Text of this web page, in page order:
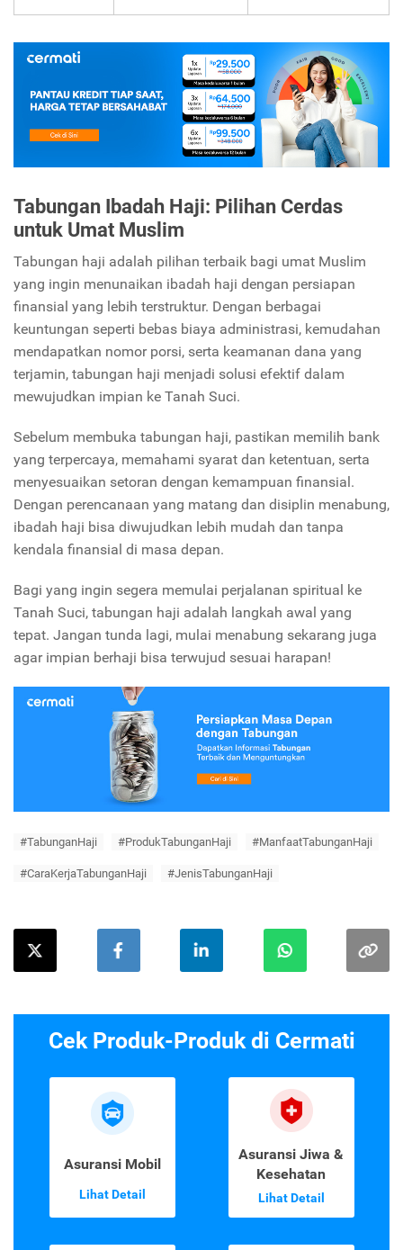
Tabungan Ibadah Haji: Pilihan Cerdas
untuk Umat Muslim
Tabungan haji adalah pilihan terbaik bagi umat Muslim
yang ingin menunaikan ibadah haji dengan persiapan
finansial yang lebih terstruktur. Dengan berbagai
keuntungan seperti bebas biaya administrasi, kemudahan
mendapatkan nomor porsi, serta keamanan dana yang
terjamin, tabungan haji menjadi solusi efektif dalam
mewujudkan impian ke Tanah Suci.
Sebelum membuka tabungan haji, pastikan memilih bank
yang terpercaya, memahami syarat dan ketentuan, serta
menyesuaikan setoran dengan kemampuan finansial.
Dengan perencanaan yang matang dan disiplin menabung,
ibadah haji bisa diwujudkan lebih mudah dan tanpa
kendala finansial di masa depan.
Bagi yang ingin segera memulai perjalanan spiritual ke
Tanah Suci, tabungan haji adalah langkah awal yang
tepat. Jangan tunda lagi, mulai menabung sekarang juga
agar impian berhaji bisa terwujud sesuai harapan!
#TabunganHaji #ProdukTabunganHaji #ManfaatTabunganHaji
#CaraKerjaTabunganHaji #JenisTabunganHaji
Cek Produk-Produk di Cermati
Asuransi Mobil
Lihat Detail
Asuransi Jiwa &
Kesehatan
Lihat Detail